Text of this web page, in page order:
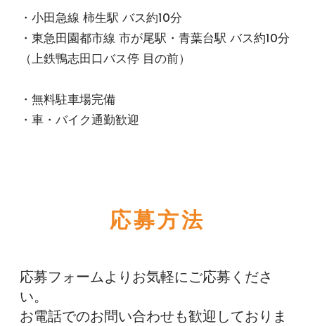
・小田急線 柿生駅 バス約10分
・東急田園都市線 市が尾駅・青葉台駅 バス約10分
（上鉄鴨志田口バス停 目の前）
・無料駐車場完備
・車・バイク通勤歓迎
応募方法
応募フォームよりお気軽にご応募くださ
い。
お電話でのお問い合わせも歓迎しておりま